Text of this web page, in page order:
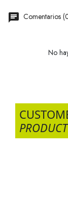
Comentarios
No